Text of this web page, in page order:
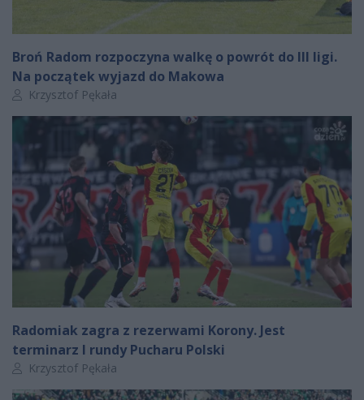
Broń Radom rozpoczyna walkę o powrót do III ligi.
Na początek wyjazd do Makowa
Autor artykułu:
Krzysztof Pękała
Radomiak zagra z rezerwami Korony. Jest
terminarz I rundy Pucharu Polski
Autor artykułu:
Krzysztof Pękała